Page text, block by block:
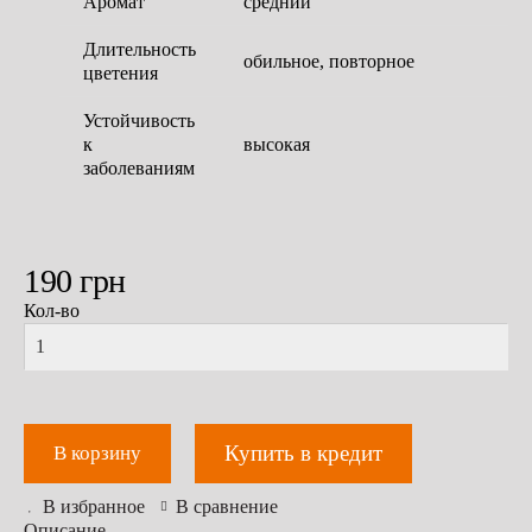
Длительность
цветения
обильное, повторное
Устойчивость
к
заболеваниям
высокая
190 грн
Кол-во
В корзину Купить в кредит
В избранное
В сравнение